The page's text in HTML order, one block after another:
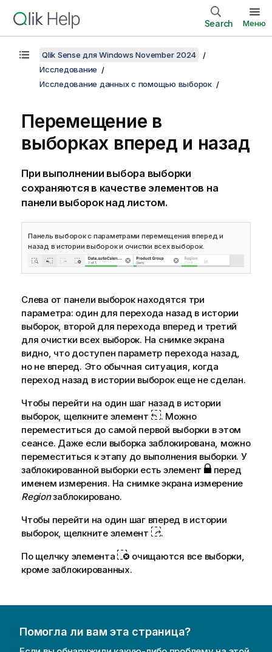
Search Меню
Qlik Sense для Windows November 2024
Исследование
Исследование данных с помощью выборок
Перемещение в
выборках вперед и назад
При выполнении выбора выборки
сохраняются в качестве элементов на
панели выборок над листом.
Панель выборок с параметрами перемещения вперед и
назад в истории выборок и очистки всех выборок.
Слева от панели выборок находятся три
параметра: один для перехода назад в истории
выборок, второй для перехода вперед и третий
для очистки всех выборок. На снимке экрана
видно, что доступен параметр перехода назад,
но не вперед. Это обычная ситуация, когда
переход назад в истории выборок еще не сделан.
Чтобы перейти на один шаг назад в истории
выборок, щелкните элемент
. Можно
переместиться до самой первой выборки в этом
сеансе. Даже если выборка заблокирована, можно
переместиться к этапу до выполнения выборки. У
заблокированной выборки есть элемент
перед
именем измерения. На снимке экрана измерение
Regionзаблокировано.
Чтобы перейти на один шаг вперед в истории
выборок, щелкните элемент
.
По щелчку элемента
очищаются все выборки,
кроме заблокированных.
Помогла ли вам эта страница?